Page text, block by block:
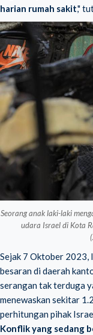
harian rumah sakit,"
Seorang anak laki-laki
udara Israel di Kota
Sejak 7 Oktober 2023,
besaran di daerah
serangan tak terduga
menewaskan sekitar
perhitungan pihak
Konflik yang sedang